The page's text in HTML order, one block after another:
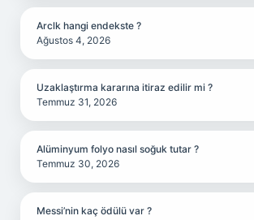
Arclk hangi endekste ?
Ağustos 4, 2026
Uzaklaştırma kararına itiraz edilir mi ?
Temmuz 31, 2026
Alüminyum folyo nasıl soğuk tutar ?
Temmuz 30, 2026
Messi’nin kaç ödülü var ?